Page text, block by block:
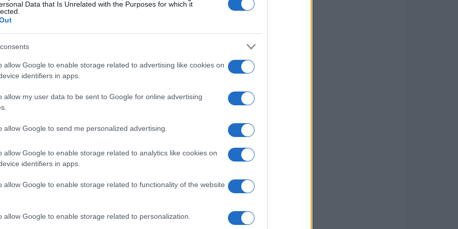
Data that Is Unrelated with the Purposes for which it
allow Google to enable storage related to advertising like cookies on
identifiers in apps.
allow my user data to be sent to Google for online advertising
allow Google to send me personalized advertising.
allow Google to enable storage related to analytics like cookies on
identifiers in apps.
allow Google to enable storage related to functionality of the website
allow Google to enable storage related to personalization.
com os
países, o aumento do preço dos fertilizantes
a situação mais urgente. Esse choque de
essenciais, afetando rendimentos agrícolas e,
já vulneráveis.